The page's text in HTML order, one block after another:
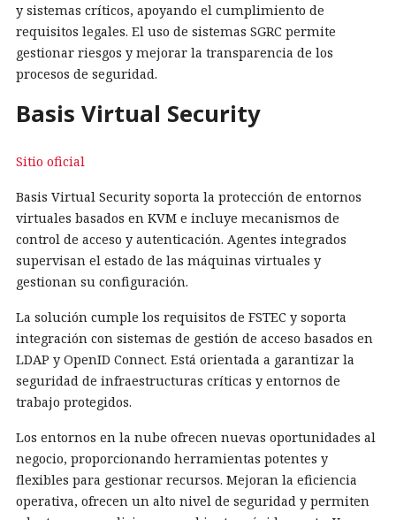
y sistemas críticos, apoyando el cumplimiento de
requisitos legales. El uso de sistemas SGRC permite
gestionar riesgos y mejorar la transparencia de los
procesos de seguridad.
Basis Virtual Security
Sitio oficial
Basis Virtual Security soporta la protección de entornos
virtuales basados en KVM e incluye mecanismos de
control de acceso y autenticación. Agentes integrados
supervisan el estado de las máquinas virtuales y
gestionan su configuración.
La solución cumple los requisitos de FSTEC y soporta
integración con sistemas de gestión de acceso basados en
LDAP y OpenID Connect. Está orientada a garantizar la
seguridad de infraestructuras críticas y entornos de
trabajo protegidos.
Los entornos en la nube ofrecen nuevas oportunidades al
negocio, proporcionando herramientas potentes y
flexibles para gestionar recursos. Mejoran la eficiencia
operativa, ofrecen un alto nivel de seguridad y permiten